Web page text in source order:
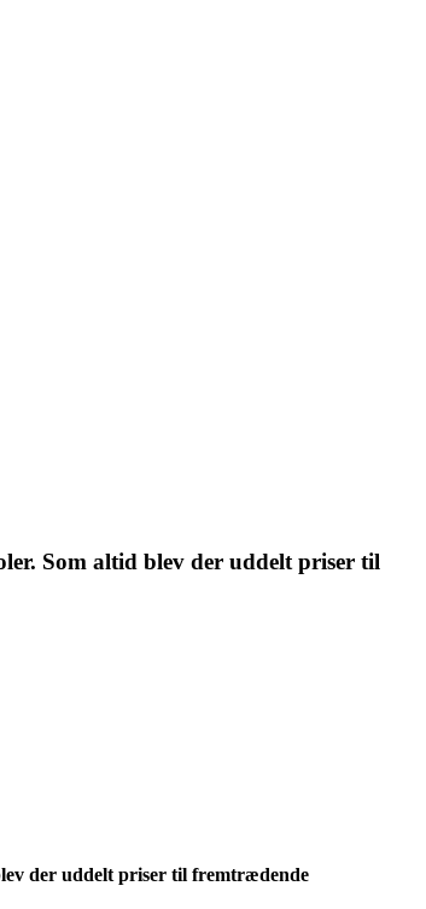
Som altid blev der uddelt priser til
der uddelt priser til fremtrædende